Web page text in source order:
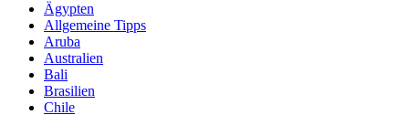
Ägypten
Allgemeine Tipps
Aruba
Australien
Bali
Brasilien
Chile